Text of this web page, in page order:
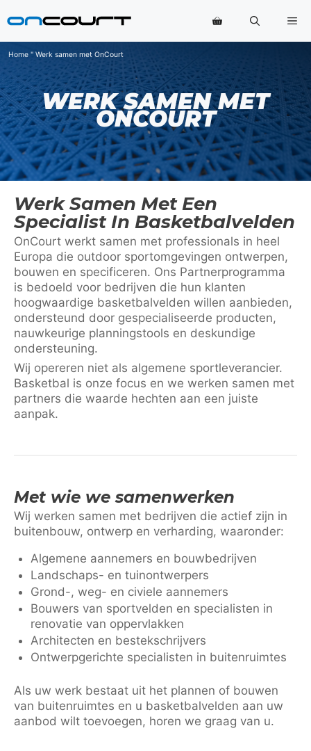
naar
inhoud
Home " Werk samen met OnCourt
WERK SAMEN MET
ONCOURT
Werk Samen Met Een
Specialist In Basketbalvelden
OnCourt werkt samen met professionals in heel
Europa die outdoor sportomgevingen ontwerpen,
bouwen en specificeren. Ons Partnerprogramma
is bedoeld voor bedrijven die hun klanten
hoogwaardige basketbalvelden willen aanbieden,
ondersteund door gespecialiseerde producten,
nauwkeurige planningstools en deskundige
ondersteuning.
Wij opereren niet als algemene sportleverancier.
Basketbal is onze focus en we werken samen met
partners die waarde hechten aan een juiste
aanpak.
Met wie we samenwerken
Wij werken samen met bedrijven die actief zijn in
buitenbouw, ontwerp en verharding, waaronder:
Algemene aannemers en bouwbedrijven
Landschaps- en tuinontwerpers
Grond-, weg- en civiele aannemers
Bouwers van sportvelden en specialisten in
renovatie van oppervlakken
Architecten en bestekschrijvers
Ontwerpgerichte specialisten in buitenruimtes
Als uw werk bestaat uit het plannen of bouwen
van buitenruimtes en u basketbalvelden aan uw
aanbod wilt toevoegen, horen we graag van u.